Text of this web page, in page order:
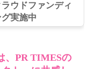
ラウドファンディ
グ実施中
、PR TIMESの